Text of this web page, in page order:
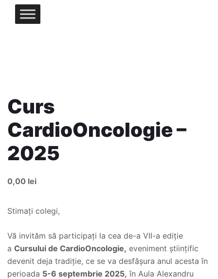
Curs
CardioOncologie –
2025
0,00 lei
Stimați colegi,
Vă invităm să participaţi la cea de-a VII-a ediţie
a Cursului de CardioOncologie, eveniment ştiinţific
devenit deja tradiție, ce se va desfăşura anul acesta în
perioada 5-6 septembrie 2025, în Aula Alexandru